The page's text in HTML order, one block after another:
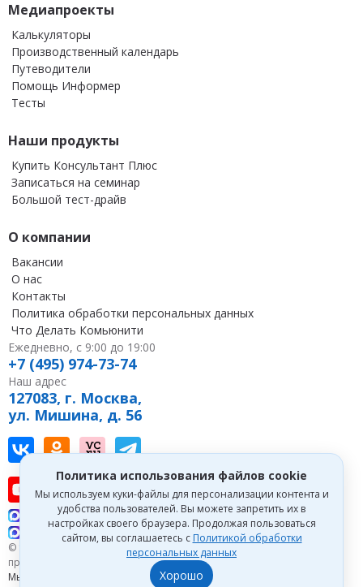
Политика использования файлов cookie
Мы используем куки-файлы для персонализации контента и
удобства пользователей. Вы можете запретить их в
настройках своего браузера. Продолжая пользоваться
сайтом, вы соглашаетесь с Политикой обработки
персональных данных
Хорошо
Медиапроекты
Калькуляторы
Производственный календарь
Путеводители
Помощь Информер
Тесты
Наши продукты
Купить Консультант Плюс
Записаться на семинар
Большой тест-драйв
О компании
Вакансии
О нас
Контакты
Политика обработки персональных данных
Что Делать Комьюнити
Ежедневно, с 9:00 до 19:00
+7 (495) 974-73-74
Наш адрес
127083, г. Москва,
ул. Мишина, д. 56
Наш канал в Вконтакте
Наш канал на youtube
Наша группа в однокласниках
Наш канал в tenchat
Наш канал на vc
Наш профиль на дзен
Наш канал в Telegram
Что делать Консалт
Что делать Экспертум
© 1993—2026 Первый Дом Консалтинга «Что делать Консалт». Все
права защищены.
Мы зарегистрированы на
Портале поставщиков